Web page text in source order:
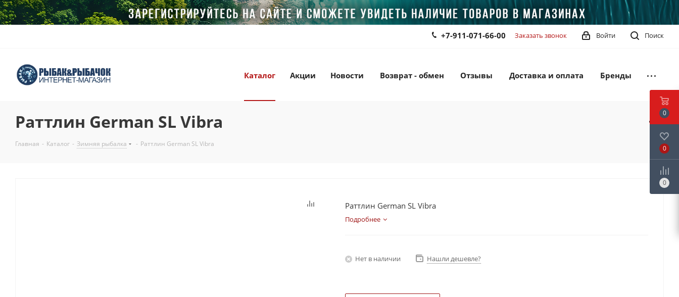
Поиск
Войти
+7-911-071-66-00 Заказать звонок
Каталог Акции Новости Возврат - обмен Отзывы Доставка и оплата Бренды
Раттлин German SL Vibra
Главная - Каталог - Зимняя рыбалка - Раттлин German SL Vibra
Раттлин German SL Vibra
Подробнее
Нет в наличии Нашли дешевле?
0
0
0